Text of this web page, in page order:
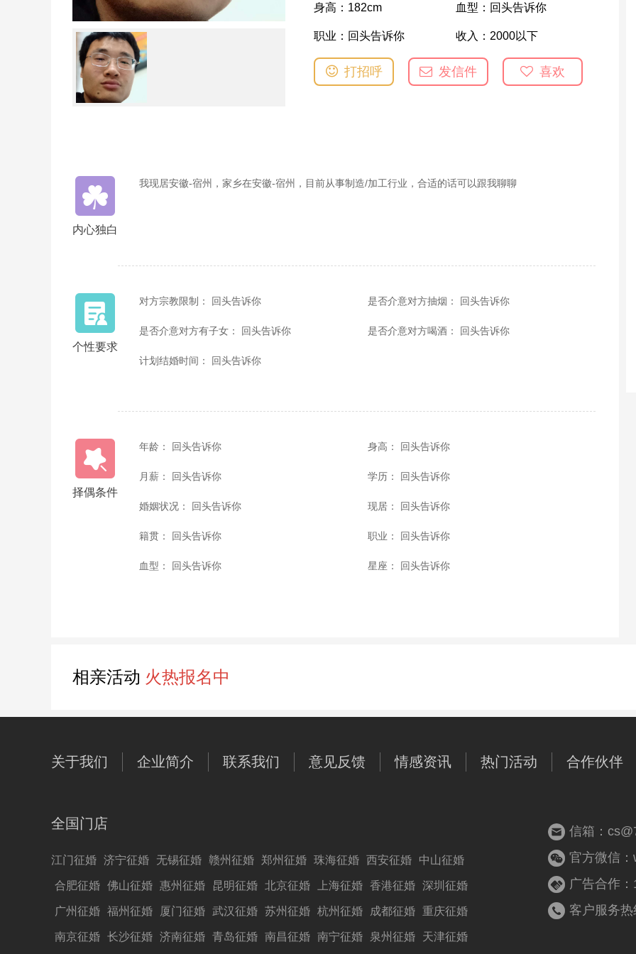
身高： 182cm 血型： 回头告诉你
职业： 回头告诉你 收入： 2000以下
打招呼 发信件 喜欢
内心独白
我现居安徽-宿州，家乡在安徽-宿州，目前从事制造/加工行业，合适的话可以跟我聊聊
个性要求
对方宗教限制： 回头告诉你 是否介意对方抽烟： 回头告诉你
是否介意对方有子女： 回头告诉你 是否介意对方喝酒： 回头告诉你
计划结婚时间： 回头告诉你
择偶条件
年龄： 回头告诉你 身高： 回头告诉你
月薪： 回头告诉你 学历： 回头告诉你
婚姻状况： 回头告诉你 现居： 回头告诉你
籍贯： 回头告诉你 职业： 回头告诉你
血型： 回头告诉你 星座： 回头告诉你
相亲活动 火热报名中
关于我们 企业简介 联系我们 意见反馈 情感资讯 热门活动 合作伙伴
全国门店
江门征婚 济宁征婚 无锡征婚 赣州征婚 郑州征婚 珠海征婚 西安征婚 中山征婚
合肥征婚 佛山征婚 惠州征婚 昆明征婚 北京征婚 上海征婚 香港征婚 深圳征婚
广州征婚 福州征婚 厦门征婚 武汉征婚 苏州征婚 杭州征婚 成都征婚 重庆征婚
南京征婚 长沙征婚 济南征婚 青岛征婚 南昌征婚 南宁征婚 泉州征婚 天津征婚
信箱：
官方微信
广告合作
客户服务